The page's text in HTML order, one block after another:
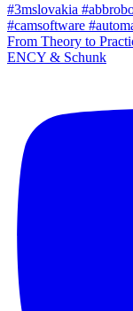
From Theory to
ENCY & Schunk